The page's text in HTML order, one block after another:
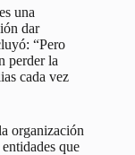
una
dar
“Pero
perder la
cada vez
organización
que